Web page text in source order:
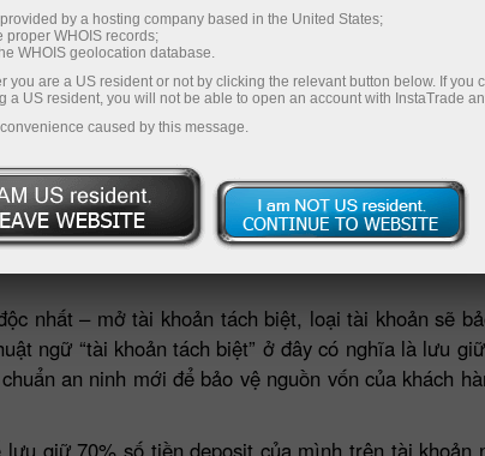
Mở tài khoản giao dịch
Mở tài khoản demo
nhất – mở tài khoản tách biệt, loại tài khoản sẽ
ngữ “tài khoản tách biệt” ở đây có nghĩa là lưu
an ninh mới để bảo vệ nguồn vốn của khách
giữ 70% số tiền deposit của mình trên tài
by a hosting company based in the United States;
proper WHOIS records;
WHOIS geolocation database.
you are a US resident or not by clicking the relevant button below. If you
a US resident, you will not be able to open an account with InstaTrade
caused by this message.